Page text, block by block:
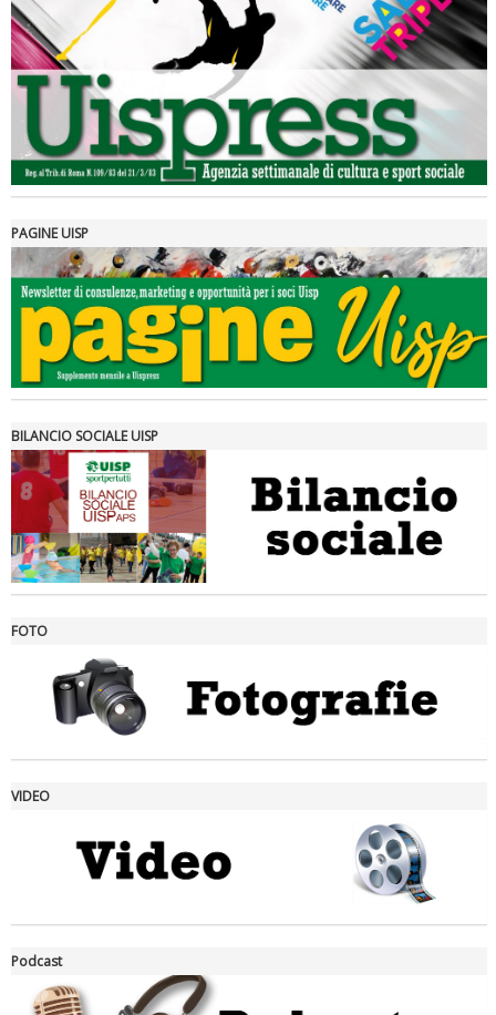
Luglio 2026: "Pensando con i piedi, si possono fare le
rivoluzioni"
Tiziano Pesce a Radio InBlu2000 traccia il bilancio della stagione
Ddl Lobby, Uisp: “Il Parlamento valorizzi le nostre specificità"
PAGINE UISP
BILANCIO SOCIALE UISP
FOTO
VIDEO
Podcast